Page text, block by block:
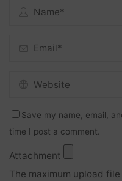
Save my name, email,
time I post a comment.
Attachment
The maximum upload file